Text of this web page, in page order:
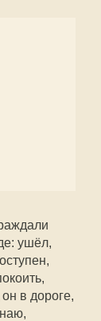
ушёл,
в дороге,